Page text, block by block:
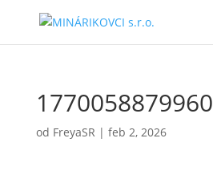
1770058879960
od FreyaSR | feb 2, 2026